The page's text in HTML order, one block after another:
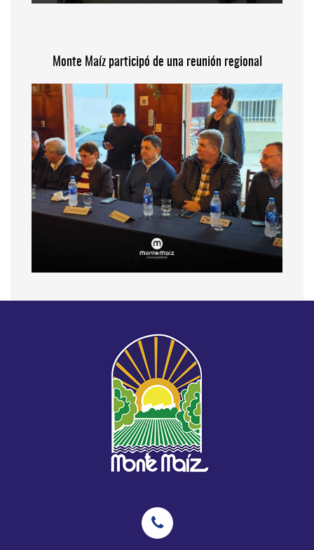
Monte Maíz participó de una reunión regional